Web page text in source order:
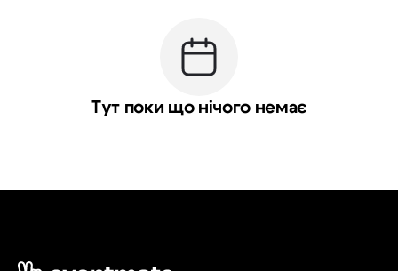
Тут поки що нічого немає